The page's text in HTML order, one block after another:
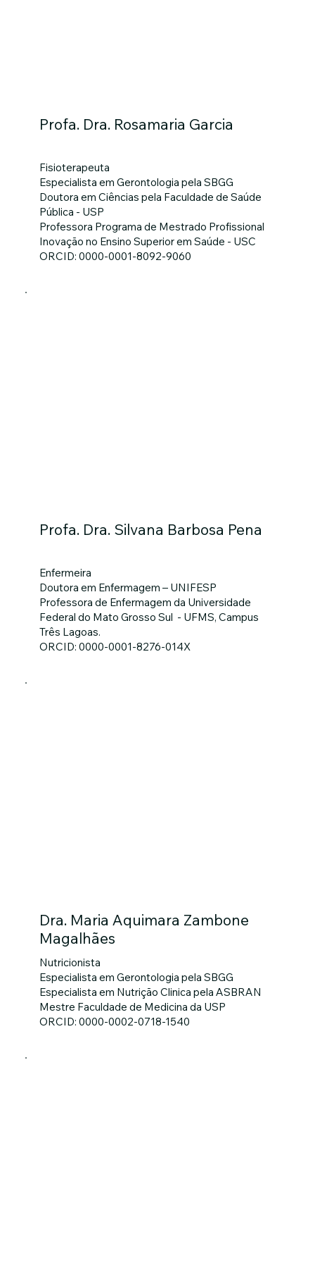
Fisioterapeuta
Especialista em Gerontologia pela SBGG
Doutora em Ciências pela Faculdade de Saúde
Pública - USP
Professora Programa de Mestrado Profissional
Inovação no Ensino Superior em Saúde - USC
ORCID: 0000-0001-8092-9060
Profa. Dra. Rosamaria Garcia
Enfermeira
Doutora em Enfermagem – UNIFESP
Professora de Enfermagem da Universidade
Federal do Mato Grosso Sul - UFMS, Campus
Três Lagoas.
ORCID: 0000-0001-8276-014X
Profa. Dra. Silvana Barbosa Pena
Nutricionista
Especialista em Gerontologia pela SBGG
Especialista em Nutrição Clinica pela ASBRAN
Mestre Faculdade de Medicina da USP
ORCID: 0000-0002-0718-1540
Dra. Maria Aquimara Zambone
Magalhães